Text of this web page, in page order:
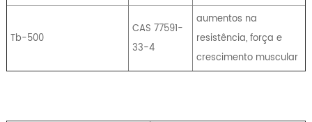
Tb-500
CAS 77591-
33-4
aumentos na
resistência, força e
crescimento muscular